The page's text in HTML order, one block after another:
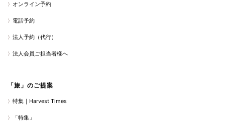
オンライン予約
電話予約
法人予約（代行）
法人会員ご担当者様へ
「旅」のご提案
特集｜Harvest Times
「特集」